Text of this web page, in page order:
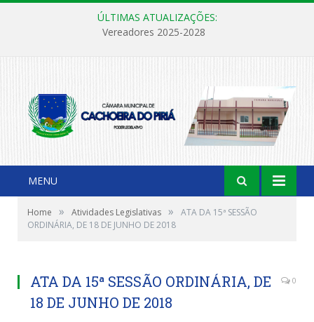
ÚLTIMAS ATUALIZAÇÕES:
Vereadores 2025-2028
MENU
Home » Atividades Legislativas »
ATA DA 15ª SESSÃO
ORDINÁRIA, DE 18 DE JUNHO DE 2018
ATA DA 15ª SESSÃO ORDINÁRIA, DE
18 DE JUNHO DE 2018
0